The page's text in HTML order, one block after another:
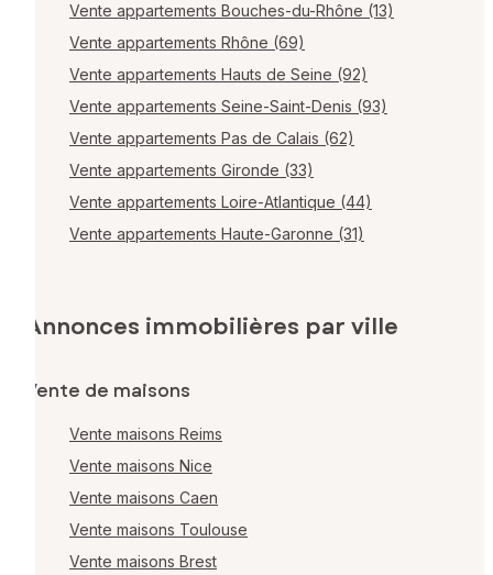
Vente appartements Bouches-du-Rhône (13)
Vente appartements Rhône (69)
Vente appartements Hauts de Seine (92)
Vente appartements Seine-Saint-Denis (93)
Vente appartements Pas de Calais (62)
Vente appartements Gironde (33)
Vente appartements Loire-Atlantique (44)
Vente appartements Haute-Garonne (31)
Annonces immobilières par ville
Vente de maisons
Vente maisons Reims
Vente maisons Nice
Vente maisons Caen
Vente maisons Toulouse
Vente maisons Brest